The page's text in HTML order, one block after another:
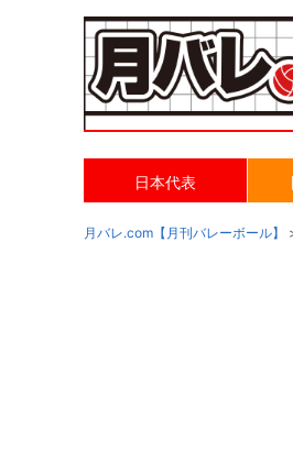
日本代表
月バレ.com【月刊バレーボール】